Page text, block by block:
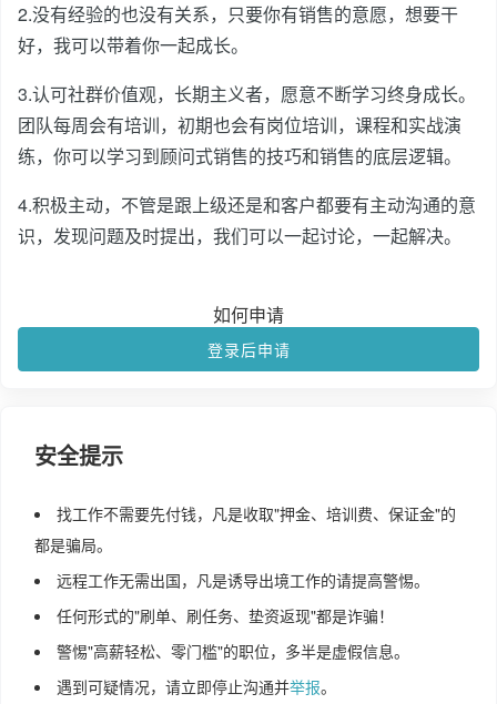
2.没有经验的也没有关系，只要你有销售的意愿，想要干
好，我可以带着你一起成长。
3.认可社群价值观，长期主义者，愿意不断学习终身成长。
团队每周会有培训，初期也会有岗位培训，课程和实战演
练，你可以学习到顾问式销售的技巧和销售的底层逻辑。
4.积极主动，不管是跟上级还是和客户都要有主动沟通的意
识，发现问题及时提出，我们可以一起讨论，一起解决。
如何申请
登录后申请
安全提示
找工作不需要先付钱，凡是收取"押金、培训费、保证金"的
都是骗局。
远程工作无需出国，凡是诱导出境工作的请提高警惕。
任何形式的"刷单、刷任务、垫资返现"都是诈骗！
警惕"高薪轻松、零门槛"的职位，多半是虚假信息。
遇到可疑情况，请立即停止沟通并举报。